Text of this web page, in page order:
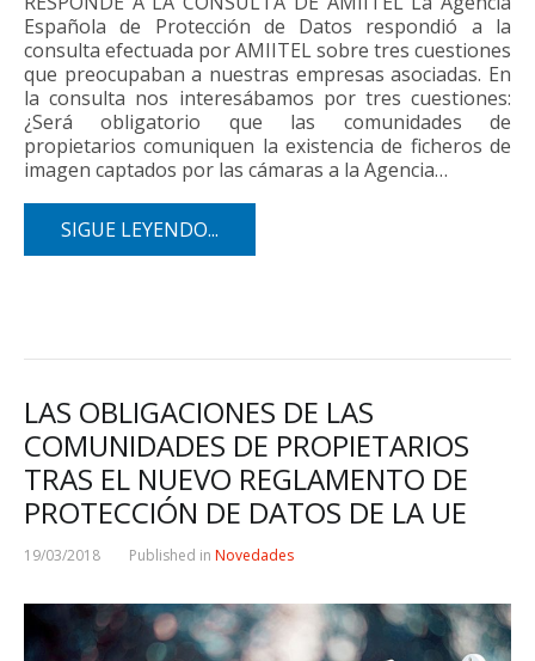
Española de Protección de Datos respondió a la
consulta efectuada por AMIITEL sobre tres cuestiones
que preocupaban a nuestras empresas asociadas. En
la consulta nos interesábamos por tres cuestiones:
¿Será obligatorio que las comunidades de
propietarios comuniquen la existencia de ficheros de
imagen captados por las cámaras a la Agencia…
SIGUE LEYENDO...
LAS OBLIGACIONES DE LAS
COMUNIDADES DE PROPIETARIOS
TRAS EL NUEVO REGLAMENTO DE
PROTECCIÓN DE DATOS DE LA UE
19/03/2018 Published in Novedades